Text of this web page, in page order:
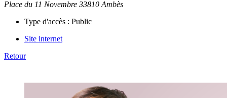
Place du 11 Novembre 33810 Ambès
Type d'accès : Public
Site internet
Retour